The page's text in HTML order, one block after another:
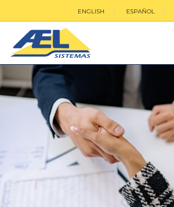
ENGLISH ESPAÑOL